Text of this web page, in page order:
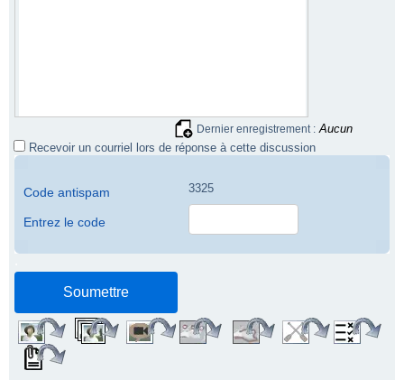
Dernier enregistrement : Aucun
Recevoir un courriel lors de réponse à cette discussion
Code antispam 3325
Entrez le code